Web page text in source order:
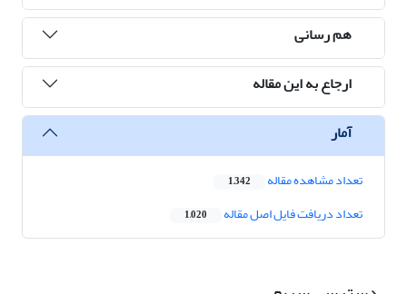
هم رسانی
ارجاع به این مقاله
آمار
تعداد مشاهده مقاله 1,342
تعداد دریافت فایل اصل مقاله 1,020